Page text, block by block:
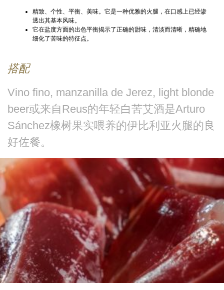
精致、个性、平衡、美味。它是一种优雅的火腿，在口感上已经渗
透出其基本风味。
它在盐度方面的出色平衡揭示了正确的甜味，清淡而清晰，精确地
细化了苦味的特征点。
搭配
Vino fino, manzanilla de Jerez, light blonde
beer或来自Reus的年轻白苦艾酒是Arturo
Sánchez橡树果实喂养的伊比利亚火腿的良
好佐餐。